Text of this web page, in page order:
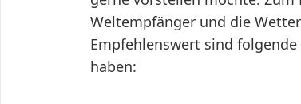
Weltempfänger und die
Empfehlenswert sind
haben: